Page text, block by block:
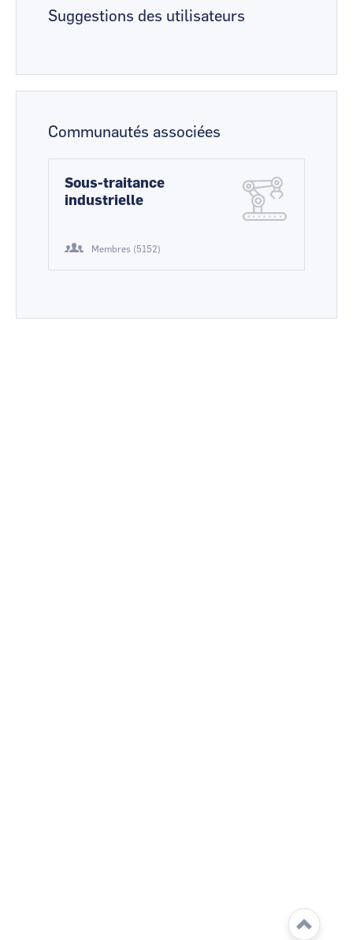
Suggestions des utilisateurs
Communautés associées
Sous-traitance
industrielle
Membres (5152)